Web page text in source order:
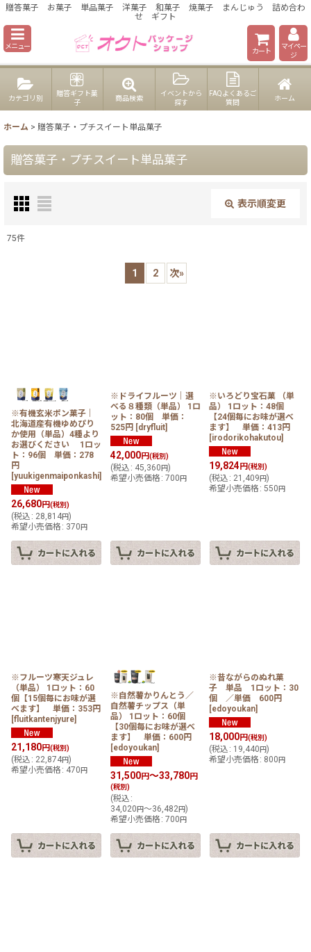
贈答菓子 お菓子 単品菓子 洋菓子 和菓子 焼菓子 まんじゅう 詰め合わ
せ ギフト
メニュー
カート
マイペー
ジ
カテゴリ別
贈答ギフト菓
子
商品検索
イベントから
探す
FAQよくあるご
質問
ホーム
ホーム > 贈答菓子・プチスイート単品菓子
贈答菓子・プチスイート単品菓子
表示順変更
75件
1 2 次»
※有機玄米ポン菓子｜
北海道産有機ゆめぴり
か使用（単品）4種より
お選びください 1ロッ
ト：96個 単価：278
円
[yuukigenmaiponkashi]
26,680円(税別)
(税込 : 28,814円)
希望小売価格 : 370 円
※ドライフルーツ｜選
べる８種類（単品） 1ロ
ット：80個 単価：
525円 [dryfluit]
42,000円(税別)
(税込 : 45,360 円)
希望小売価格 : 700 円
※いろどり宝石菓 （単
品） 1ロット：48個
【24個毎にお味が選べ
ます】 単価：413円
[irodorikohakutou]
19,824 円(税別)
(税込 : 21,409円)
希望小売価格 : 550円
※フルーツ寒天ジュレ
（単品） 1ロット：60
個【15個毎にお味が選
べます】 単価：353円
[fluitkantenjyure]
21,180円(税別)
(税込 : 22,874円)
希望小売価格 : 470 円
※自然薯かりんとう／
自然薯チップス（単
品） 1ロット：60個
【30個毎にお味が選べ
ます】 単価：600円
[edoyoukan]
31,500円～33,780円
(税別)
(税込 :
34,020 円～36,482 円)
希望小売価格 : 700 円
※昔ながらのぬれ菓
子 単品 1ロット：30
個 ／単価 600円
[edoyoukan]
18,000円(税別)
(税込 : 19,440円)
希望小売価格 : 800円